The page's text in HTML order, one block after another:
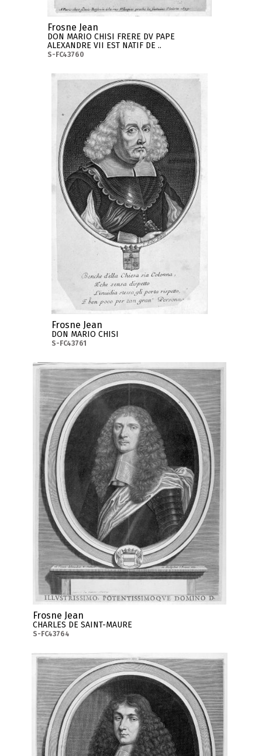
Frosne Jean
DON MARIO CHISI FRERE DV PAPE
ALEXANDRE VII EST NATIF DE ..
S-FC43760
Frosne Jean
DON MARIO CHISI
S-FC43761
Frosne Jean
CHARLES DE SAINT-MAURE
S-FC43764